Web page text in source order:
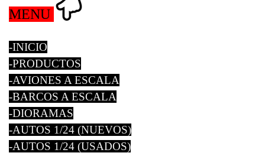
MENU
-INICIO
-PRODUCTOS
-AVIONES A ESCALA
-BARCOS A ESCALA
-DIORAMAS
-AUTOS 1/24 (NUEVOS)
-AUTOS 1/24 (USADOS)